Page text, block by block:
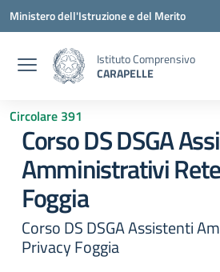
Vai ai contenuti
Vai al menu di navigazione
Vai al footer
Ministero dell'Istruzione e del Merito
Istituto Comprensivo
CARAPELLE
Circolare 391
Corso DS DSGA
Amministrativi
Foggia
Corso DS DSGA Assistenti
Privacy Foggia